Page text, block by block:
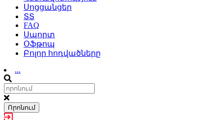
Սոցցանցեր
ՏՏ
FAQ
Սպորտ
Օֆթոպ
Բոլոր հոդվածները
...
Որոնում